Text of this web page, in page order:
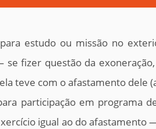
estudo ou missão no
fizer questão da
teve com o afastamento dele
participação em programa
igual ao do afastamento